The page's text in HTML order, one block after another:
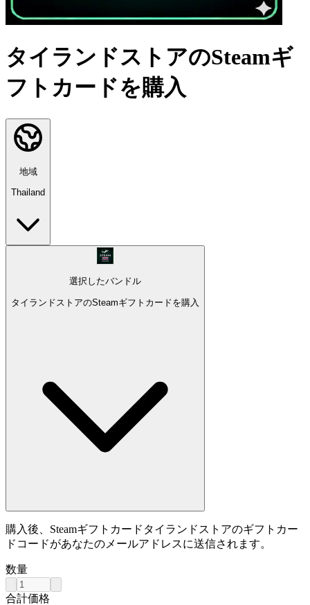
タイランドストアのSteamギ
フトカードを購入
地域
Thailand
選択したバンドル
タイランドストアのSteamギフトカードを購入
購入後、Steamギフトカードタイランドストアのギフトカー
ドコードがあなたのメールアドレスに送信されます。
数量
合計価格